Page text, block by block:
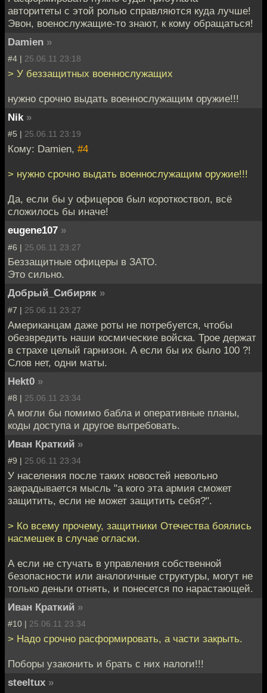
авторитеты с этой ролью справляются куда лучше!
Эвон, военослужащие-то знают, к кому обращаться!
Damien »
#4 | 25.06.11 23:18
> У беззащитных военнослужащих
нужно срочно выдать военнослужащим оружие!!!
Nik »
#5 | 25.06.11 23:19
Кому: Damien, #4
> нужно срочно выдать военнослужащим оружие!!!
Да, если бы у офицеров был короткоствол, всё
сложилось бы иначе!
eugene107 »
#6 | 25.06.11 23:27
Беззащитные офицеры в ЗАТО.
Это сильно.
Добрый_Сибиряк »
#7 | 25.06.11 23:27
Американцам даже роты не потребуется, чтобы
обезвредить наши космические войска. Трое держат
в страхе целый гарнизон. А если бы их было 100 ?!
Слов нет, одни маты.
Hekt0 »
#8 | 25.06.11 23:34
А могли бы помимо бабла и оперативные планы,
коды доступа и другое вытребовать.
Иван Краткий »
#9 | 25.06.11 23:34
У населения после таких новостей невольно
закрадывается мысль "а кого эта армия сможет
защитить, если не может защитить себя?".
> Ко всему прочему, защитники Отечества боялись
насмешек в случае огласки.
А если не стучать в управления собственной
безопасности или аналогичные структуры, могут не
только деньги отнять, и понесется по нарастающей.
Иван Краткий »
#10 | 25.06.11 23:34
> Надо срочно расформировать, а части закрыть.
Поборы узаконить и брать с них налоги!!!
steeltux »